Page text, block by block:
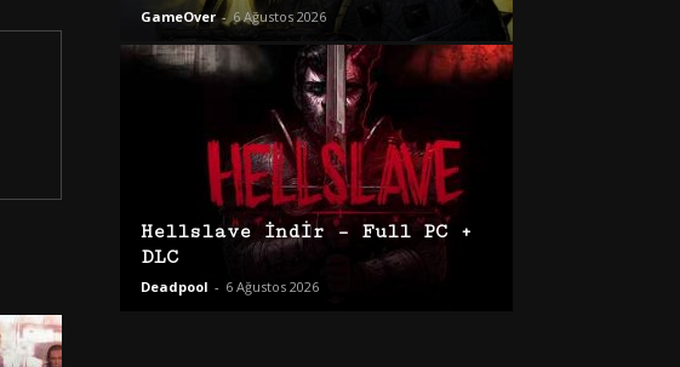
GameOver - 6 Ağustos 2026
Hellslave İndir – Full PC +
DLC
Deadpool - 6 Ağustos 2026